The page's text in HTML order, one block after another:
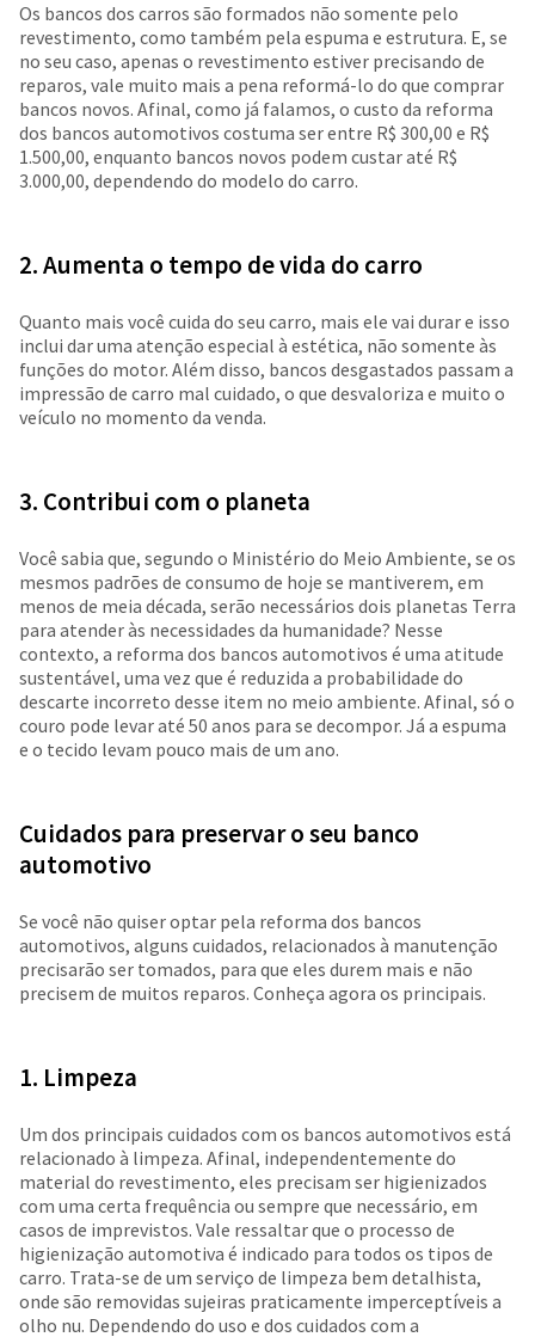
Os bancos dos carros são formados não somente pelo
revestimento, como também pela espuma e estrutura. E, se
no seu caso, apenas o revestimento estiver precisando de
reparos, vale muito mais a pena reformá-lo do que comprar
bancos novos. Afinal, como já falamos, o custo da reforma
dos bancos automotivos costuma ser entre R$ 300,00 e R$
1.500,00, enquanto bancos novos podem custar até R$
3.000,00, dependendo do modelo do carro.
2. Aumenta o tempo de vida do carro
Quanto mais você cuida do seu carro, mais ele vai durar e isso
inclui dar uma atenção especial à estética, não somente às
funções do motor. Além disso, bancos desgastados passam a
impressão de carro mal cuidado, o que desvaloriza e muito o
veículo no momento da venda.
3. Contribui com o planeta
Você sabia que, segundo o Ministério do Meio Ambiente, se os
mesmos padrões de consumo de hoje se mantiverem, em
menos de meia década, serão necessários dois planetas Terra
para atender às necessidades da humanidade? Nesse
contexto, a reforma dos bancos automotivos é uma atitude
sustentável, uma vez que é reduzida a probabilidade do
descarte incorreto desse item no meio ambiente. Afinal, só o
couro pode levar até 50 anos para se decompor. Já a espuma
e o tecido levam pouco mais de um ano.
Cuidados para preservar o seu banco
automotivo
Se você não quiser optar pela reforma dos bancos
automotivos, alguns cuidados, relacionados à manutenção
precisarão ser tomados, para que eles durem mais e não
precisem de muitos reparos. Conheça agora os principais.
1. Limpeza
Um dos principais cuidados com os bancos automotivos está
relacionado à limpeza. Afinal, independentemente do
material do revestimento, eles precisam ser higienizados
com uma certa frequência ou sempre que necessário, em
casos de imprevistos. Vale ressaltar que o processo de
higienização automotiva é indicado para todos os tipos de
carro. Trata-se de um serviço de limpeza bem detalhista,
onde são removidas sujeiras praticamente imperceptíveis a
olho nu. Dependendo do uso e dos cuidados com a